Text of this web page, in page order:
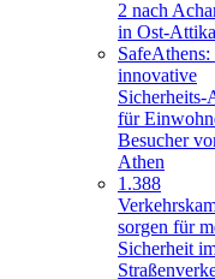
2 nach
in Ost-Attika
SafeAthens:
innovative
Sicherheits-
für
Besucher
Athen
1.388
sorgen für
Sicherheit